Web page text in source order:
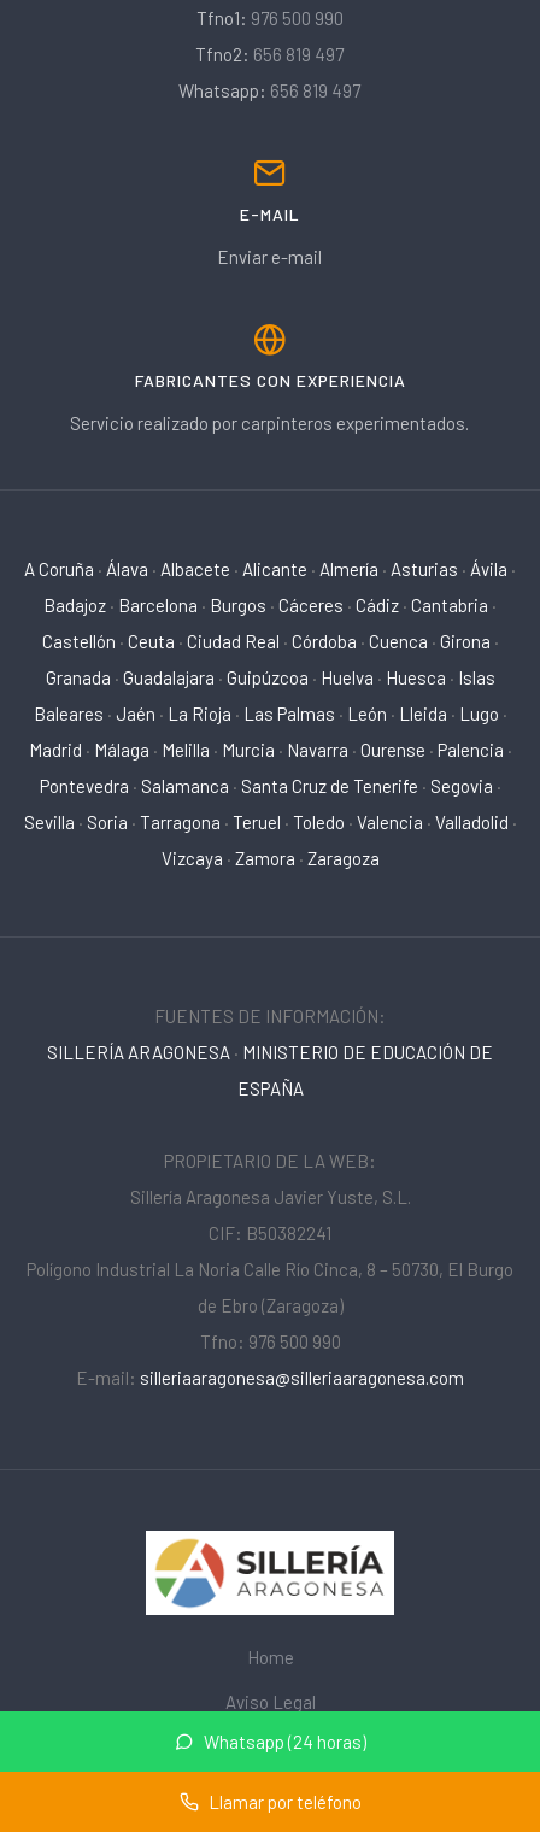
Whatsapp (24 horas)
Llamar por teléfono
Tfno1: 976 500 990
Tfno2: 656 819 497
Whatsapp: 656 819 497
E-MAIL
Enviar e-mail
FABRICANTES CON EXPERIENCIA
Servicio realizado por carpinteros experimentados.
A Coruña · Álava · Albacete · Alicante · Almería · Asturias · Ávila ·
Badajoz · Barcelona · Burgos · Cáceres · Cádiz · Cantabria ·
Castellón · Ceuta · Ciudad Real · Córdoba · Cuenca · Girona ·
Granada · Guadalajara · Guipúzcoa · Huelva · Huesca · Islas
Baleares · Jaén · La Rioja · Las Palmas · León · Lleida · Lugo ·
Madrid · Málaga · Melilla · Murcia · Navarra · Ourense · Palencia ·
Pontevedra · Salamanca · Santa Cruz de Tenerife · Segovia ·
Sevilla · Soria · Tarragona · Teruel · Toledo · Valencia · Valladolid ·
Vizcaya · Zamora · Zaragoza
FUENTES DE INFORMACIÓN:
SILLERÍA ARAGONESA · MINISTERIO DE EDUCACIÓN DE
ESPAÑA
PROPIETARIO DE LA WEB:
Sillería Aragonesa Javier Yuste, S.L.
CIF: B50382241
Polígono Industrial La Noria Calle Río Cinca, 8 – 50730, El Burgo
de Ebro (Zaragoza)
Tfno: 976 500 990
E-mail: silleriaaragonesa@silleriaaragonesa.com
Home
Aviso Legal
Privacidad